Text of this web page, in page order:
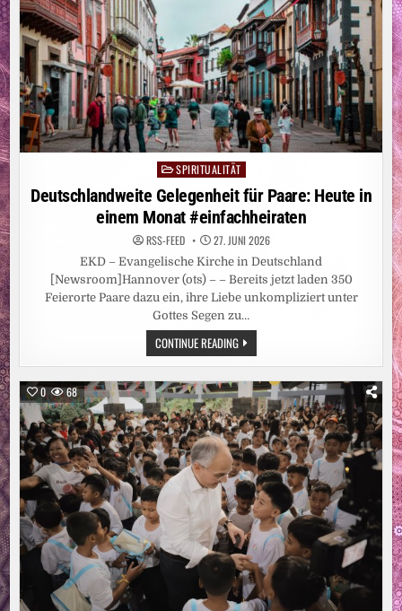
/
THEOLOGISCHES
GESPRÄCH
ÜBER
RELIGIONSUNTERRICHT
UND
ZUKÜNFTIGE
ZUSAMMENARBEIT
Posted
in
SPIRITUALITÄT
Deutschlandweite Gelegenheit für Paare: Heute in
einem Monat #einfachheiraten
RSS-FEED 27. JUNI 2026
EKD – Evangelische Kirche in Deutschland
[Newsroom]Hannover (ots) – – Bereits jetzt laden 350
Feierorte Paare dazu ein, ihre Liebe unkompliziert unter
Gottes Segen zu…
CONTINUE READINGDEUTSCHLANDWEITE
GELEGENHEIT
FÜR
PAARE:
HEUTE
IN
EINEM
MONAT
#EINFACHHEIRATEN
0 68